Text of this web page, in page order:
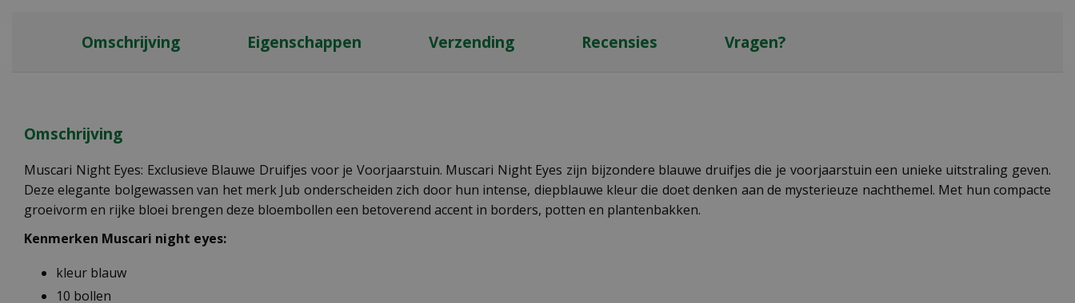
Omschrijving Eigenschappen Verzending Recensies Vragen?
Omschrijving
Muscari Night Eyes: Exclusieve Blauwe Druifjes voor je Voorjaarstuin. Muscari Night Eyes zijn bijzondere blauwe druifjes die je voorjaarstuin een unieke uitstraling geven.
Deze elegante bolgewassen van het merk Jub onderscheiden zich door hun intense, diepblauwe kleur die doet denken aan de mysterieuze nachthemel. Met hun compacte
groeivorm en rijke bloei brengen deze bloembollen een betoverend accent in borders, potten en plantenbakken.
Kenmerken Muscari night eyes:
kleur blauw
10 bollen